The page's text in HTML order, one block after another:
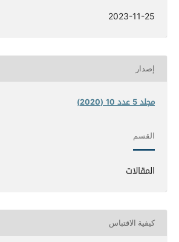
2023-11-25
إصدار
مجلد 5 عدد 10 (2020)
القسم
المقالات
كيفية الاقتباس